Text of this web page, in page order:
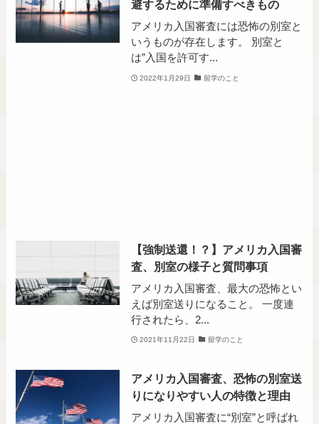
避するために準備すべきもの
アメリカ入国審査には恐怖の別室と
いうものが存在します。 別室と
は”入国を許可す...
2022年1月29日 留学のこと
【強制送還！？】アメリカ入国審
査、別室の様子と質問事項
アメリカ入国審査、最大の恐怖とい
えば別室送りになること。 一度連
行されたら、2...
2021年11月22日 留学のこと
アメリカ入国審査、恐怖の別室送
りになりやすい人の特徴と理由
アメリカ入国審査に“別室”と呼ばれ